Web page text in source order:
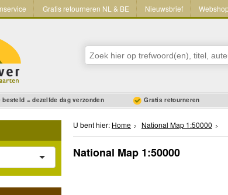
Gratis retourneren NL & BE Nieuwsbrief
= dezelfde dag verzonden Gratis retourneren
U bent hier: Home National Map 1:50000
National Map 1:50000